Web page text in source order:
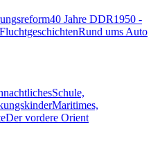
40 Jahre DDR1950 -
FluchtgeschichtenRund ums Auto
Schule,
Maritimes,
Der vordere Orient